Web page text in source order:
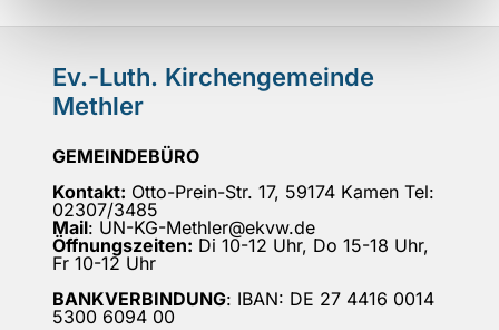
Ev.-Luth. Kirchengemeinde
Methler
GEMEINDEBÜRO
Kontakt: Otto-Prein-Str. 17, 59174 Kamen Tel:
02307/3485
Mail: UN-KG-Methler@ekvw.de
Öffnungszeiten: Di 10-12 Uhr, Do 15-18 Uhr,
Fr 10-12 Uhr
BANKVERBINDUNG: IBAN: DE 27 4416 0014
5300 6094 00